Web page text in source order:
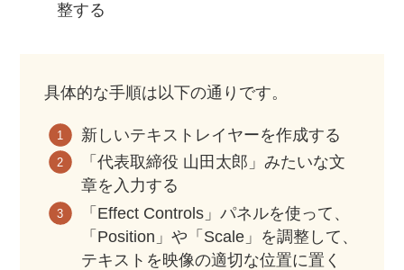
整する
具体的な手順は以下の通りです。
新しいテキストレイヤーを作成する
「代表取締役 山田太郎」みたいな文
章を入力する
「Effect Controls」パネルを使って、
「Position」や「Scale」を調整して、
テキストを映像の適切な位置に置く